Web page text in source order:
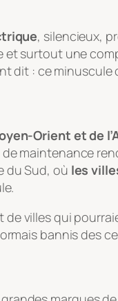
, silencieux,
et surtout une
dit : ce
Orient et de
maintenance
du Sud, où les
villes qui
bannis des